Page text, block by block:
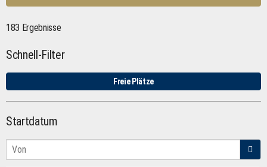
183 Ergebnisse
Schnell-Filter
Freie Plätze
Startdatum